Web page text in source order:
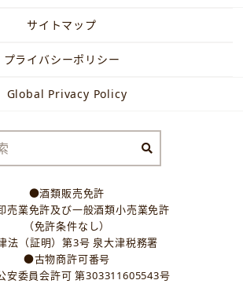
サイトマップ
プライバシーポリシー
Global Privacy Policy
●酒類販売免許
売業免許及び一般酒類小売業免許
（免許条件なし）
法（証明）第3号 泉大津税務署
●古物商許可番号
安委員会許可 第303311605543号